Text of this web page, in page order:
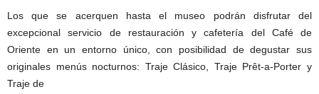
Los que se acerquen hasta el museo podrán disfrutar del
excepcional servicio de restauración y cafetería del Café de
Oriente en un entorno único, con posibilidad de degustar sus
originales menús nocturnos: Traje Clásico, Traje Prêt-a-Porter y
Traje de